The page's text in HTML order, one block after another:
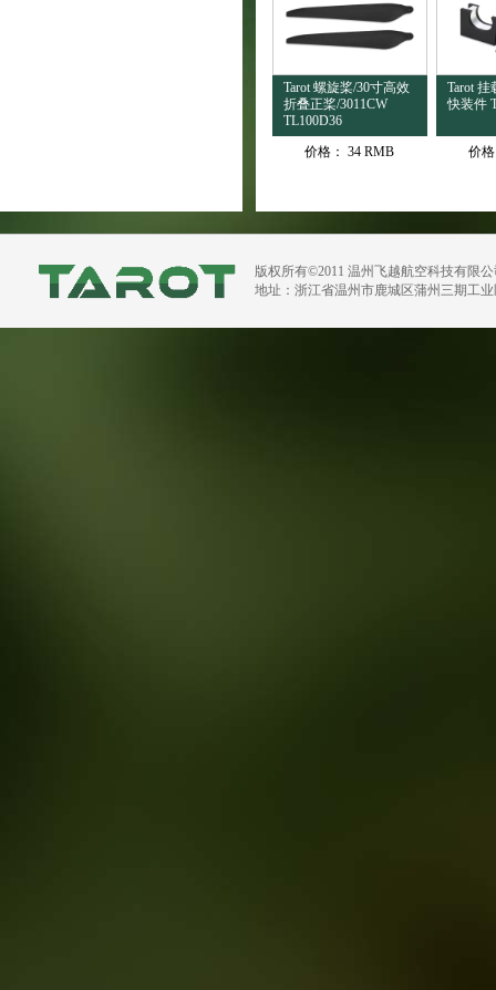
Tarot 螺旋桨/30寸高效
折叠正桨/3011CW
TL100D36
价格： 34 RMB
Tarot 挂
快装件
价
版权所有©2011 温州飞越航空科技有限
地址：浙江省温州市鹿城区蒲州三期工业